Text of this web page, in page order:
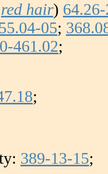
red hair)
05;
461.02;
;
389-13-15;